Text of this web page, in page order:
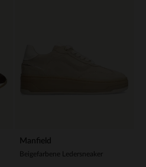
Manfield
Beigefarbene Ledersneaker